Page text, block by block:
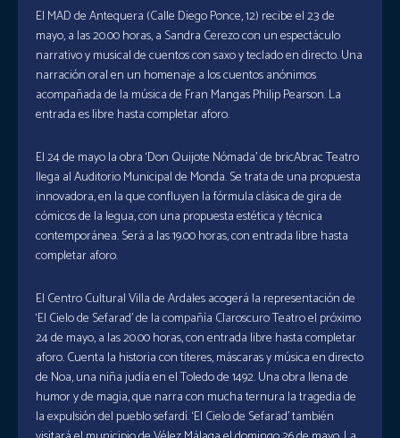
El MAD de Antequera (Calle Diego Ponce, 12) recibe el 23 de
mayo, a las 20.00 horas, a Sandra Cerezo con un espectáculo
narrativo y musical de cuentos con saxo y teclado en directo. Una
narración oral en un homenaje a los cuentos anónimos
acompañada de la música de Fran Mangas Philip Pearson. La
entrada es libre hasta completar aforo.
El 24 de mayo la obra ‘Don Quijote Nómada’ de bricAbrac Teatro
llega al Auditorio Municipal de Monda. Se trata de una propuesta
innovadora, en la que confluyen la fórmula clásica de gira de
cómicos de la legua, con una propuesta estética y técnica
contemporánea. Será a las 19.00 horas, con entrada libre hasta
completar aforo.
El Centro Cultural Villa de Ardales acogerá la representación de
‘El Cielo de Sefarad’ de la compañía Claroscuro Teatro el próximo
24 de mayo, a las 20.00 horas, con entrada libre hasta completar
aforo. Cuenta la historia con títeres, máscaras y música en directo
de Noa, una niña judía en el Toledo de 1492. Una obra llena de
humor y de magia, que narra con mucha ternura la tragedia de
la expulsión del pueblo sefardí. ‘El Cielo de Sefarad’ también